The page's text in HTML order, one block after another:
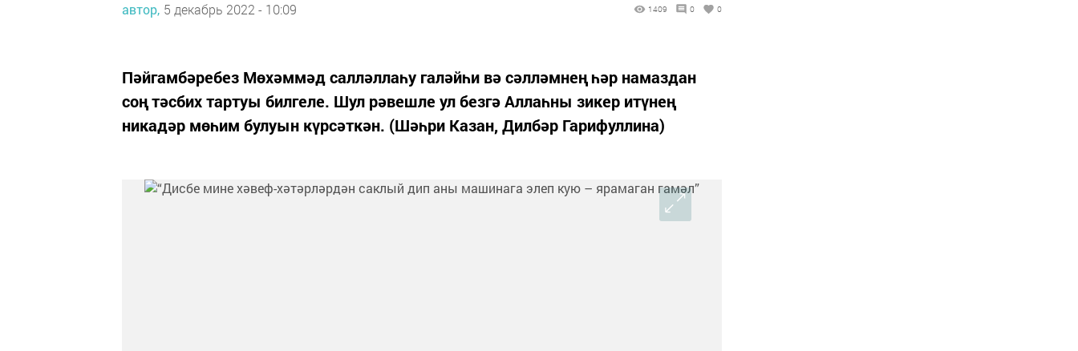
автор, 5 декабрь 2022 - 10:09 1409 0 0
Пәйгамбәребез Мөхәммәд салләллаһу галәйһи вә сәлләмнең һәр намаздан
соң тәсбих тартуы билгеле. Шул рәвешле ул безгә Аллаһны зикер итүнең
никадәр мөһим булуын күрсәткән. (Шәһри Казан, Дилбәр Гарифуллина)